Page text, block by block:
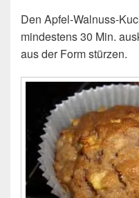
Den Apfel-Walnuss-
mindestens 30 Min.
aus der Form stürzen.